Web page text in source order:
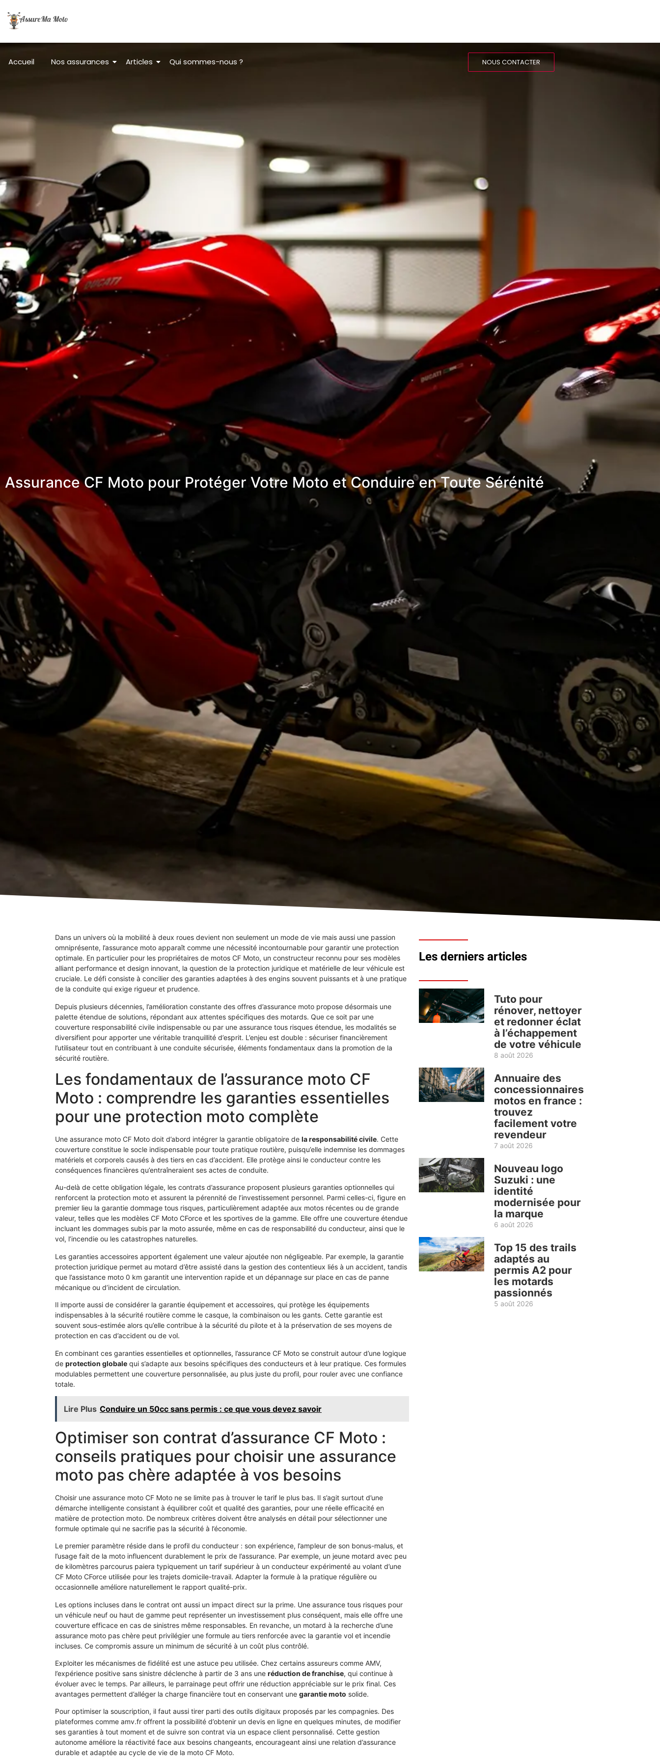
Accueil Nos assurances Articles Qui sommes-nous ? NOUS CONTACTER
Assurance CF Moto pour Protéger Votre Moto et Conduire en Toute Sérénité
Dans un univers où la mobilité à deux roues devient non seulement un mode de vie mais aussi une passion
omniprésente, l’assurance moto apparaît comme une nécessité incontournable pour garantir une protection
optimale. En particulier pour les propriétaires de motos CF Moto, un constructeur reconnu pour ses modèles
alliant performance et design innovant, la question de la protection juridique et matérielle de leur véhicule est
cruciale. Le défi consiste à concilier des garanties adaptées à des engins souvent puissants et à une pratique
de la conduite qui exige rigueur et prudence.
Depuis plusieurs décennies, l’amélioration constante des offres d’assurance moto propose désormais une
palette étendue de solutions, répondant aux attentes spécifiques des motards. Que ce soit par une
couverture responsabilité civile indispensable ou par une assurance tous risques étendue, les modalités se
diversifient pour apporter une véritable tranquillité d’esprit. L’enjeu est double : sécuriser financièrement
l’utilisateur tout en contribuant à une conduite sécurisée, éléments fondamentaux dans la promotion de la
sécurité routière.
Les fondamentaux de l’assurance moto CF
Moto : comprendre les garanties essentielles
pour une protection moto complète
Une assurance moto CF Moto doit d’abord intégrer la garantie obligatoire de la responsabilité civile. Cette
couverture constitue le socle indispensable pour toute pratique routière, puisqu’elle indemnise les dommages
matériels et corporels causés à des tiers en cas d’accident. Elle protège ainsi le conducteur contre les
conséquences financières qu’entraîneraient ses actes de conduite.
Au-delà de cette obligation légale, les contrats d’assurance proposent plusieurs garanties optionnelles qui
renforcent la protection moto et assurent la pérennité de l’investissement personnel. Parmi celles-ci, figure en
premier lieu la garantie dommage tous risques, particulièrement adaptée aux motos récentes ou de grande
valeur, telles que les modèles CF Moto CForce et les sportives de la gamme. Elle offre une couverture étendue
incluant les dommages subis par la moto assurée, même en cas de responsabilité du conducteur, ainsi que le
vol, l’incendie ou les catastrophes naturelles.
Les garanties accessoires apportent également une valeur ajoutée non négligeable. Par exemple, la garantie
protection juridique permet au motard d’être assisté dans la gestion des contentieux liés à un accident, tandis
que l’assistance moto 0 km garantit une intervention rapide et un dépannage sur place en cas de panne
mécanique ou d’incident de circulation.
Il importe aussi de considérer la garantie équipement et accessoires, qui protège les équipements
indispensables à la sécurité routière comme le casque, la combinaison ou les gants. Cette garantie est
souvent sous-estimée alors qu’elle contribue à la sécurité du pilote et à la préservation de ses moyens de
protection en cas d’accident ou de vol.
En combinant ces garanties essentielles et optionnelles, l’assurance CF Moto se construit autour d’une logique
de protection globale qui s’adapte aux besoins spécifiques des conducteurs et à leur pratique. Ces formules
modulables permettent une couverture personnalisée, au plus juste du profil, pour rouler avec une confiance
totale.
Lire Plus Conduire un 50cc sans permis : ce que vous devez savoir
Optimiser son contrat d’assurance CF Moto :
conseils pratiques pour choisir une assurance
moto pas chère adaptée à vos besoins
Choisir une assurance moto CF Moto ne se limite pas à trouver le tarif le plus bas. Il s’agit surtout d’une
démarche intelligente consistant à équilibrer coût et qualité des garanties, pour une réelle efficacité en
matière de protection moto. De nombreux critères doivent être analysés en détail pour sélectionner une
formule optimale qui ne sacrifie pas la sécurité à l’économie.
Le premier paramètre réside dans le profil du conducteur : son expérience, l’ampleur de son bonus-malus, et
l’usage fait de la moto influencent durablement le prix de l’assurance. Par exemple, un jeune motard avec peu
de kilomètres parcourus paiera typiquement un tarif supérieur à un conducteur expérimenté au volant d’une
CF Moto CForce utilisée pour les trajets domicile-travail. Adapter la formule à la pratique régulière ou
occasionnelle améliore naturellement le rapport qualité-prix.
Les options incluses dans le contrat ont aussi un impact direct sur la prime. Une assurance tous risques pour
un véhicule neuf ou haut de gamme peut représenter un investissement plus conséquent, mais elle offre une
couverture efficace en cas de sinistres même responsables. En revanche, un motard à la recherche d’une
assurance moto pas chère peut privilégier une formule au tiers renforcée avec la garantie vol et incendie
incluses. Ce compromis assure un minimum de sécurité à un coût plus contrôlé.
Exploiter les mécanismes de fidélité est une astuce peu utilisée. Chez certains assureurs comme AMV,
l’expérience positive sans sinistre déclenche à partir de 3 ans une réduction de franchise, qui continue à
évoluer avec le temps. Par ailleurs, le parrainage peut offrir une réduction appréciable sur le prix final. Ces
avantages permettent d’alléger la charge financière tout en conservant une garantie moto solide.
Pour optimiser la souscription, il faut aussi tirer parti des outils digitaux proposés par les compagnies. Des
plateformes comme amv.fr offrent la possibilité d’obtenir un devis en ligne en quelques minutes, de modifier
ses garanties à tout moment et de suivre son contrat via un espace client personnalisé. Cette gestion
autonome améliore la réactivité face aux besoins changeants, encourageant ainsi une relation d’assurance
durable et adaptée au cycle de vie de la moto CF Moto.
Les derniers articles
Tuto pour
rénover, nettoyer
et redonner éclat
à l’échappement
de votre véhicule
8 août 2026
Annuaire des
concessionnaires
motos en france :
trouvez
facilement votre
revendeur
7 août 2026
Nouveau logo
Suzuki : une
identité
modernisée pour
la marque
6 août 2026
Top 15 des trails
adaptés au
permis A2 pour
les motards
passionnés
5 août 2026